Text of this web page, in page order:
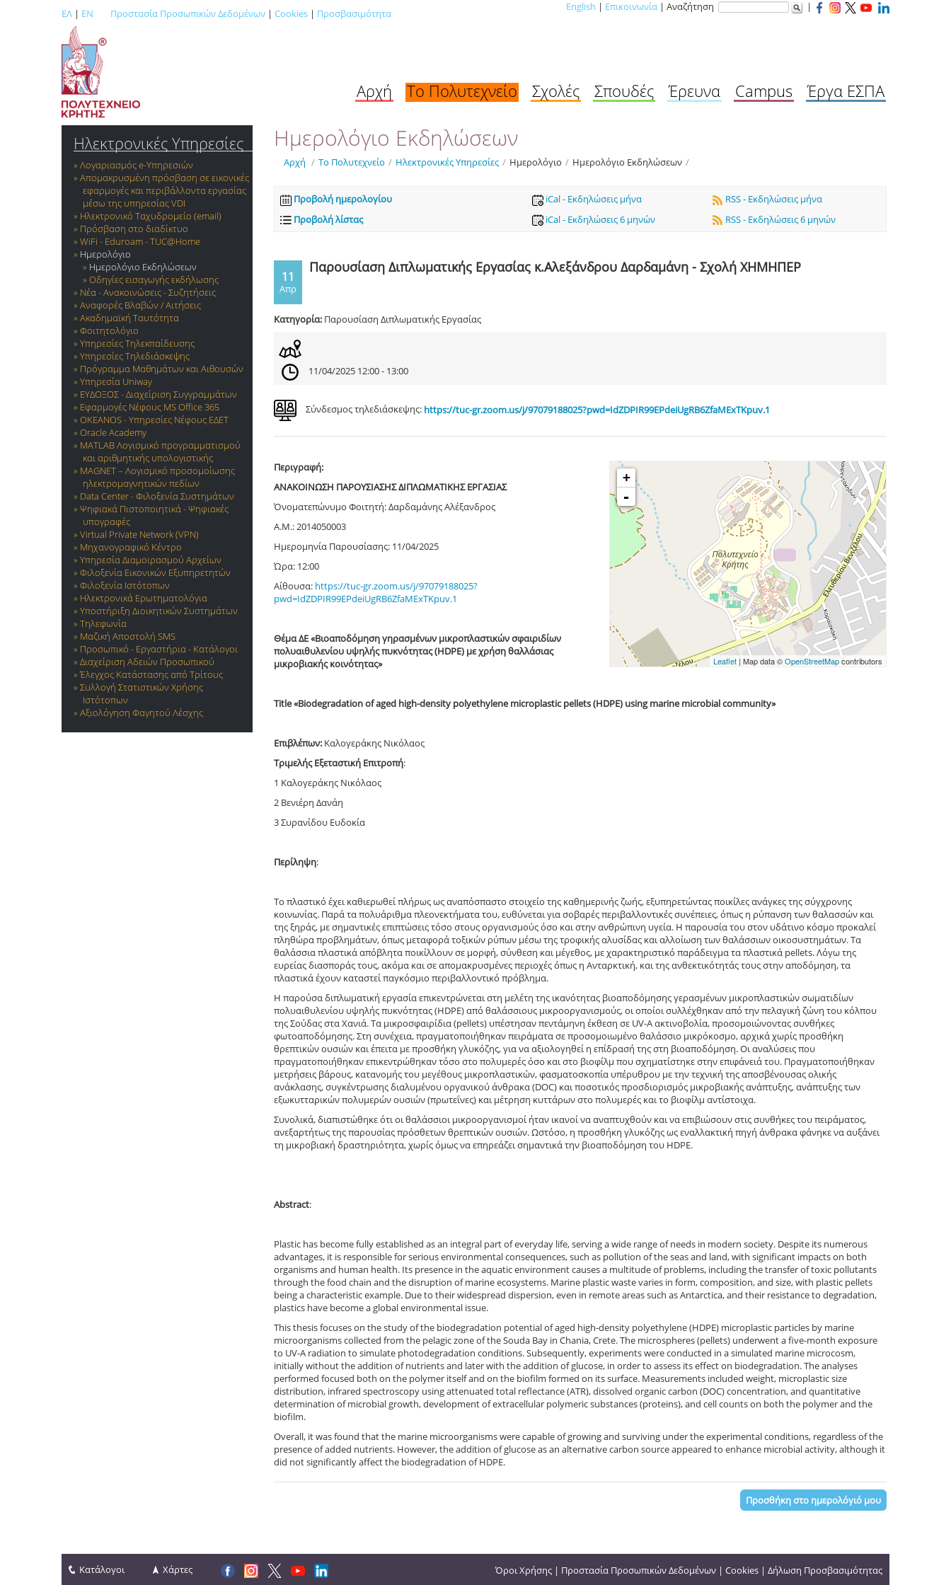
ΕΛ | EN Προστασία Προσωπικών Δεδομένων | Cookies | Προσβασιμότητα
English | Επικοινωνία | Αναζήτηση |
Αρχή Το Πολυτεχνείο Σχολές Σπουδές Έρευνα Campus Έργα ΕΣΠΑ
Ηλεκτρονικές Υπηρεσίες
Λογαριασμός e-Yπηρεσιών
Απομακρυσμένη πρόσβαση σε εικονικές
εφαρμογές και περιβάλλοντα εργασίας
μέσω της υπηρεσίας VDI
Ηλεκτρονικό Ταχυδρομείο (email)
Πρόσβαση στο διαδίκτυο
WiFi - Eduroam - TUC@Home
Ημερολόγιο
Ημερολόγιο Εκδηλώσεων
Οδηγίες εισαγωγής εκδήλωσης
Νέα - Ανακοινώσεις - Συζητήσεις
Αναφορές Βλαβών / Αιτήσεις
Ακαδημαϊκή Ταυτότητα
Φοιτητολόγιο
Υπηρεσίες Τηλεκπαίδευσης
Υπηρεσίες Τηλεδιάσκεψης
Πρόγραμμα Μαθημάτων και Αιθουσών
Υπηρεσία Uniway
ΕΥΔΟΞΟΣ - Διαχείριση Συγγραμμάτων
Εφαρμογές Νέφους MS Office 365
OKEANOS - Υπηρεσίες Νέφους ΕΔΕΤ
Oracle Academy
MATLAB Λογισμικό προγραμματισμού
και αριθμητικής υπολογιστικής
MAGNET – Λογισμικό προσομοίωσης
ηλεκτρομαγνητικών πεδίων
Data Center - Φιλοξενία Συστημάτων
Ψηφιακά Πιστοποιητικά - Ψηφιακές
υπογραφές
Virtual Private Network (VPN)
Μηχανογραφικό Κέντρο
Υπηρεσία Διαμοιρασμού Αρχείων
Φιλοξενία Εικονικών Εξυπηρετητών
Φιλοξενία Ιστότοπων
Ηλεκτρονικά Ερωτηματολόγια
Υποστήριξη Διοικητικών Συστημάτων
Τηλεφωνία
Μαζική Αποστολή SMS
Προσωπικό - Εργαστήρια - Κατάλογοι
Διαχείριση Αδειών Προσωπικού
Έλεγχος Κατάστασης από Τρίτους
Συλλογή Στατιστικών Χρήσης
Ιστότοπων
Αξιολόγηση Φαγητού Λέσχης
Ημερολόγιο Εκδηλώσεων
Αρχή / Το Πολυτεχνείο / Ηλεκτρονικές Υπηρεσίες / Ημερολόγιο / Ημερολόγιο Εκδηλώσεων /
Προβολή ημερολογίου
Προβολή λίστας
iCal - Εκδηλώσεις μήνα
iCal - Εκδηλώσεις 6 μηνών
RSS - Εκδηλώσεις μήνα
RSS - Εκδηλώσεις 6 μηνών
11
Απρ
Παρουσίαση Διπλωματικής Εργασίας κ.Αλεξάνδρου Δαρδαμάνη - Σχολή ΧΗΜΗΠΕΡ
Κατηγορία: Παρουσίαση Διπλωματικής Εργασίας
11/04/2025 12:00 - 13:00
Σύνδεσμος τηλεδιάσκεψης: https://tuc-gr.zoom.us/j/97079188025?pwd=IdZDPIR99EPdeiUgRB6ZfaMExTKpuv.1
+
-
Leaflet| Map data ©OpenStreetMapcontributors
Περιγραφή:
ΑΝΑΚΟΙΝΩΣΗ ΠΑΡΟΥΣΙΑΣΗΣ ΔΙΠΛΩΜΑΤΙΚΗΣ ΕΡΓΑΣΙΑΣ
Όνοματεπώνυμο Φοιτητή: Δαρδαμάνης Αλέξανδρος
Α.Μ.: 2014050003
Ημερομηνία Παρουσίασης: 11/04/2025
Ώρα: 12:00
Αίθουσα: https://tuc-gr.zoom.us/j/97079188025?
pwd=IdZDPIR99EPdeiUgRB6ZfaMExTKpuv.1
Θέμα ΔE «Βιοαποδόμηση γηρασμένων μικροπλαστικών σφαιριδίων
πολυαιθυλενίου υψηλής πυκνότητας (HDPE) με χρήση θαλλάσιας
μικροβιακής κοινότητας»
Title «Biodegradation of aged high-density polyethylene microplastic pellets (HDPE) using marine microbial community»
Επιβλέπων: Καλογεράκης Νικόλαος
Τριμελής Εξεταστική Επιτροπή:
1 Καλογεράκης Νικόλαος
2 Βενιέρη Δανάη
3 Συρανίδου Ευδοκία
Περίληψη:
Το πλαστικό έχει καθιερωθεί πλήρως ως αναπόσπαστο στοιχείο της καθημερινής ζωής, εξυπηρετώντας ποικίλες ανάγκες της σύγχρονης
κοινωνίας. Παρά τα πολυάριθμα πλεονεκτήματα του, ευθύνεται για σοβαρές περιβαλλοντικές συνέπειες, όπως η ρύπανση των θαλασσών και
της ξηράς, με σημαντικές επιπτώσεις τόσο στους οργανισμούς όσο και στην ανθρώπινη υγεία. Η παρουσία του στον υδάτινο κόσμο προκαλεί
πληθώρα προβλημάτων, όπως μεταφορά τοξικών ρύπων μέσω της τροφικής αλυσίδας και αλλοίωση των θαλάσσιων οικοσυστημάτων. Τα
θαλάσσια πλαστικά απόβλητα ποικίλλουν σε μορφή, σύνθεση και μέγεθος, με χαρακτηριστικό παράδειγμα τα πλαστικά pellets. Λόγω της
ευρείας διασποράς τους, ακόμα και σε απομακρυσμένες περιοχές όπως η Ανταρκτική, και της ανθεκτικότητάς τους στην αποδόμηση, τα
πλαστικά έχουν καταστεί παγκόσμιο περιβαλλοντικό πρόβλημα.
Η παρούσα διπλωματική εργασία επικεντρώνεται στη μελέτη της ικανότητας βιοαποδόμησης γερασμένων μικροπλαστικών σωματιδίων
πολυαιθυλενίου υψηλής πυκνότητας (HDPE) από θαλάσσιους μικροοργανισμούς, οι οποίοι συλλέχθηκαν από την πελαγική ζώνη του κόλπου
της Σούδας στα Χανιά. Τα μικροσφαιρίδια (pellets) υπέστησαν πεντάμηνη έκθεση σε UV-A ακτινοβολία, προσομοιώνοντας συνθήκες
φωτοαποδόμησης. Στη συνέχεια, πραγματοποιήθηκαν πειράματα σε προσομοιωμένο θαλάσσιο μικρόκοσμο, αρχικά χωρίς προσθήκη
θρεπτικών ουσιών και έπειτα με προσθήκη γλυκόζης, για να αξιολογηθεί η επίδρασή της στη βιοαποδόμηση. Οι αναλύσεις που
πραγματοποιήθηκαν επικεντρώθηκαν τόσο στο πολυμερές όσο και στο βιοφίλμ που σχηματίστηκε στην επιφάνειά του. Πραγματοποιήθηκαν
μετρήσεις βάρους, κατανομής του μεγέθους μικροπλαστικών, φασματοσκοπία υπέρυθρου με την τεχνική της αποσβένουσας ολικής
ανάκλασης, συγκέντρωσης διαλυμένου οργανικού άνθρακα (DOC) και ποσοτικός προσδιορισμός μικροβιακής ανάπτυξης, ανάπτυξης των
εξωκυτταρικών πολυμερών ουσιών (πρωτεΐνες) και μέτρηση κυττάρων στο πολυμερές και το βιοφίλμ αντίστοιχα.
Συνολικά, διαπιστώθηκε ότι οι θαλάσσιοι μικροοργανισμοί ήταν ικανοί να αναπτυχθούν και να επιβιώσουν στις συνθήκες του πειράματος,
ανεξαρτήτως της παρουσίας πρόσθετων θρεπτικών ουσιών. Ωστόσο, η προσθήκη γλυκόζης ως εναλλακτική πηγή άνθρακα φάνηκε να αυξάνει
τη μικροβιακή δραστηριότητα, χωρίς όμως να επηρεάζει σημαντικά την βιοαποδόμηση του HDPE.
Abstract:
Plastic has become fully established as an integral part of everyday life, serving a wide range of needs in modern society. Despite its numerous
advantages, it is responsible for serious environmental consequences, such as pollution of the seas and land, with significant impacts on both
organisms and human health. Its presence in the aquatic environment causes a multitude of problems, including the transfer of toxic pollutants
through the food chain and the disruption of marine ecosystems. Marine plastic waste varies in form, composition, and size, with plastic pellets
being a characteristic example. Due to their widespread dispersion, even in remote areas such as Antarctica, and their resistance to degradation,
plastics have become a global environmental issue.
This thesis focuses on the study of the biodegradation potential of aged high-density polyethylene (HDPE) microplastic particles by marine
microorganisms collected from the pelagic zone of the Souda Bay in Chania, Crete. The microspheres (pellets) underwent a five-month exposure
to UV-A radiation to simulate photodegradation conditions. Subsequently, experiments were conducted in a simulated marine microcosm,
initially without the addition of nutrients and later with the addition of glucose, in order to assess its effect on biodegradation. The analyses
performed focused both on the polymer itself and on the biofilm formed on its surface. Measurements included weight, microplastic size
distribution, infrared spectroscopy using attenuated total reflectance (ATR), dissolved organic carbon (DOC) concentration, and quantitative
determination of microbial growth, development of extracellular polymeric substances (proteins), and cell counts on both the polymer and the
biofilm.
Overall, it was found that the marine microorganisms were capable of growing and surviving under the experimental conditions, regardless of the
presence of added nutrients. However, the addition of glucose as an alternative carbon source appeared to enhance microbial activity, although it
did not significantly affect the biodegradation of HDPE.
Προσθήκη στο ημερολόγιό μου
Κατάλογοι Χάρτες Όροι Χρήσης | Προστασία Προσωπικών Δεδομένων | Cookies | Δήλωση Προσβασιμότητας